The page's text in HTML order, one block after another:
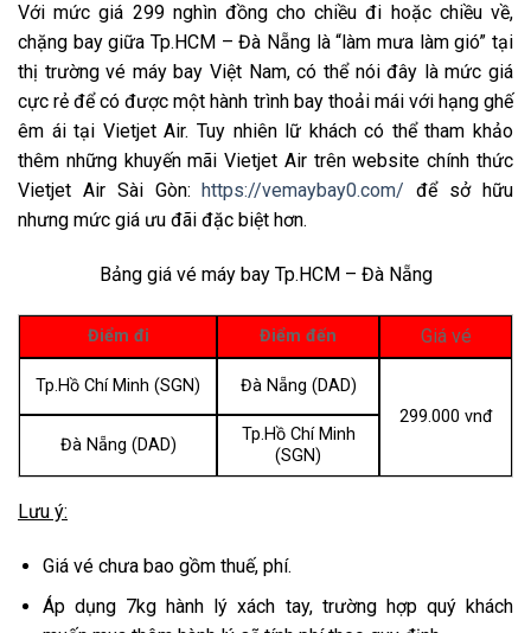
Với mức giá 299 nghìn đồng cho chiều đi hoặc chiều về,
chặng bay giữa Tp.HCM – Đà Nẵng là “làm mưa làm gió” tại
thị trường vé máy bay Việt Nam, có thể nói đây là mức giá
cực rẻ để có được một hành trình bay thoải mái với hạng ghế
êm ái tại Vietjet Air. Tuy nhiên lữ khách có thể tham khảo
thêm những khuyến mãi Vietjet Air trên website chính thức
Vietjet Air Sài Gòn: https://vemaybay0.com/ để sở hữu
nhưng mức giá ưu đãi đặc biệt hơn.
Bảng giá vé máy bay Tp.HCM – Đà Nẵng
Điểm đi Điểm đến Giá vé
Tp.Hồ Chí Minh (SGN)
Đà Nẵng (DAD)
299.000 vnđ
Đà Nẵng (DAD)
Tp.Hồ Chí Minh
(SGN)
Lưu ý:
Giá vé chưa bao gồm thuế, phí.
Áp dụng 7kg hành lý xách tay, trường hợp quý khách